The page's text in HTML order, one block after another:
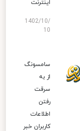
اینترنت
1402/10/
10
سامسونگ
از به
سرقت
رفتن
اطلاعات
کاربران خبر